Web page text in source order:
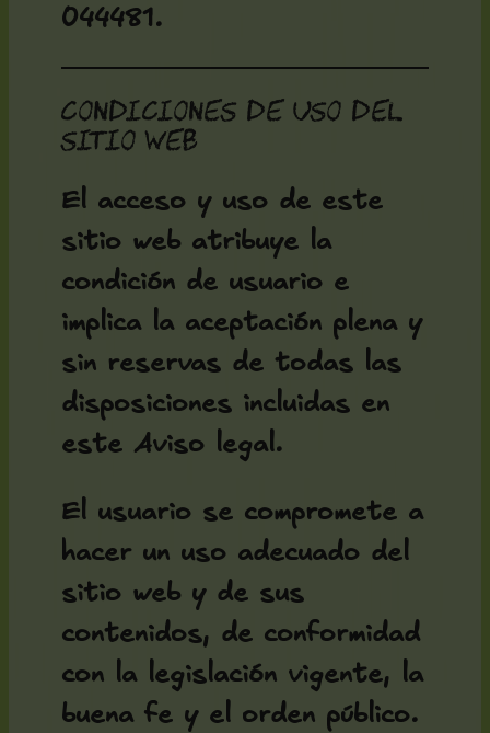
044481.
Condiciones de uso del
sitio web
El acceso y uso de este
sitio web atribuye la
condición de usuario e
implica la aceptación plena y
sin reservas de todas las
disposiciones incluidas en
este Aviso legal.
El usuario se compromete a
hacer un uso adecuado del
sitio web y de sus
contenidos, de conformidad
con la legislación vigente, la
buena fe y el orden público.